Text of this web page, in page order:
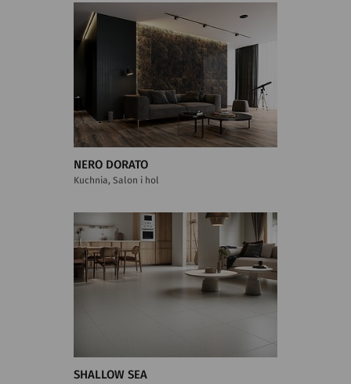
NERO DORATO
Kuchnia, Salon i hol
SHALLOW SEA